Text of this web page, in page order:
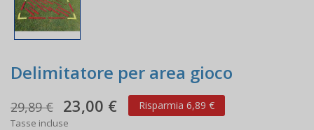
Delimitatore per area gioco
29,89 € 23,00 € Risparmia 6,89 €
Tasse incluse